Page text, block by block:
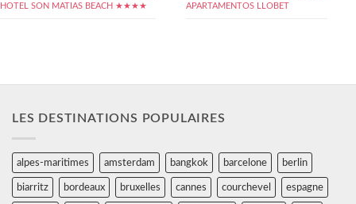
HOTEL SON MATIAS BEACH ★★★★ APARTAMENTOS LLOBET
LES DESTINATIONS POPULAIRES
alpes-maritimes amsterdam bangkok barcelone berlin
biarritz bordeaux bruxelles cannes courchevel espagne